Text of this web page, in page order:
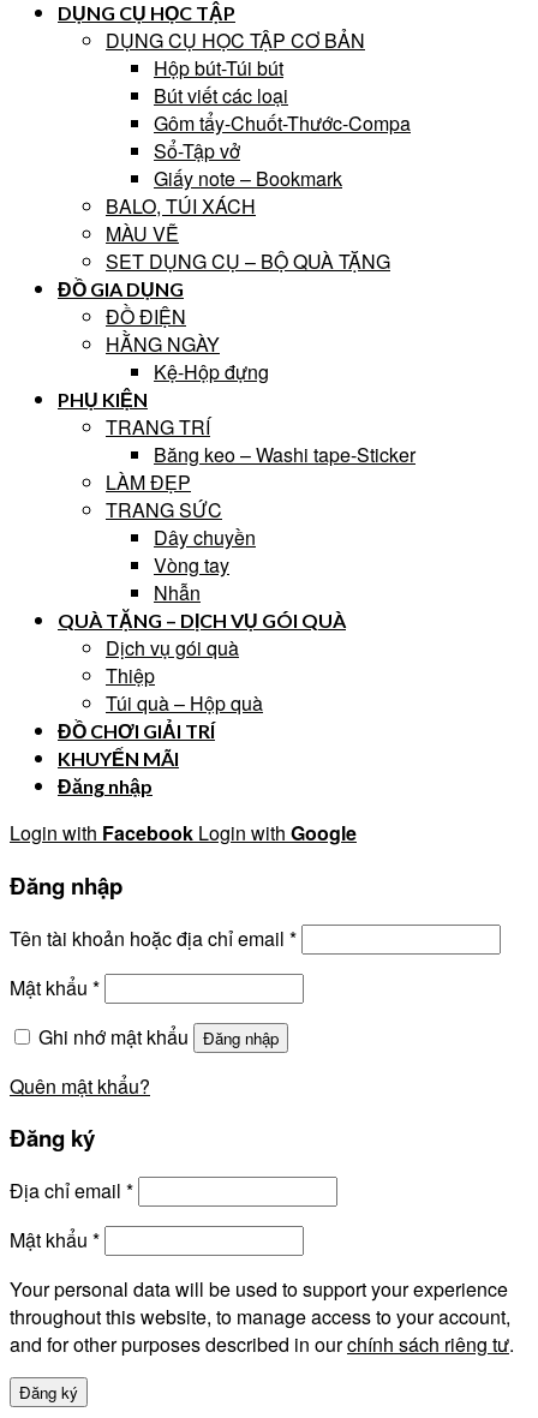
DỤNG CỤ HỌC TẬP
DỤNG CỤ HỌC TẬP CƠ BẢN
Hộp bút-Túi bút
Bút viết các loại
Gôm tẩy-Chuốt-Thước-Compa
Sổ-Tập vở
Giấy note – Bookmark
BALO, TÚI XÁCH
MÀU VẼ
SET DỤNG CỤ – BỘ QUÀ TẶNG
ĐỒ GIA DỤNG
ĐỒ ĐIỆN
HẰNG NGÀY
Kệ-Hộp đựng
PHỤ KIỆN
TRANG TRÍ
Băng keo – Washi tape-Sticker
LÀM ĐẸP
TRANG SỨC
Dây chuyền
Vòng tay
Nhẫn
QUÀ TẶNG – DỊCH VỤ GÓI QUÀ
Dịch vụ gói quà
Thiệp
Túi quà – Hộp quà
ĐỒ CHƠI GIẢI TRÍ
KHUYẾN MÃI
Đăng nhập
Login with Facebook Login with Google
Đăng nhập
Tên tài khoản hoặc địa chỉ email *
Mật khẩu *
Ghi nhớ mật khẩu
Đăng nhập
Quên mật khẩu?
Đăng ký
Địa chỉ email *
Mật khẩu *
Your personal data will be used to support your experience
throughout this website, to manage access to your account,
and for other purposes described in ourchính sách riêng tư.
Đăng ký